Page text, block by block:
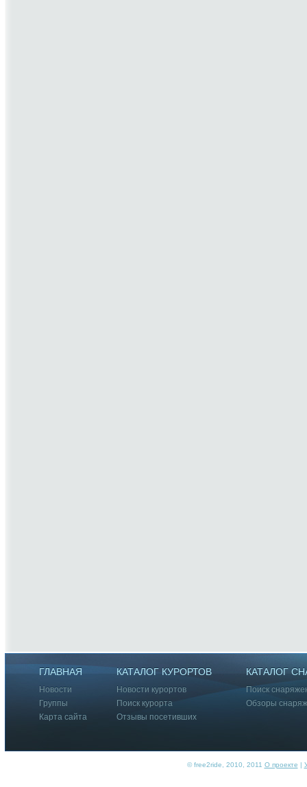
ГЛАВНАЯ
Новости
Группы
Карта сайта
КАТАЛОГ КУРОРТОВ
Новости курортов
Поиск курорта
Отзывы посетивших
КАТАЛОГ
Поиск
Обзоры
© free2ride, 2010, 2011 О проекте |